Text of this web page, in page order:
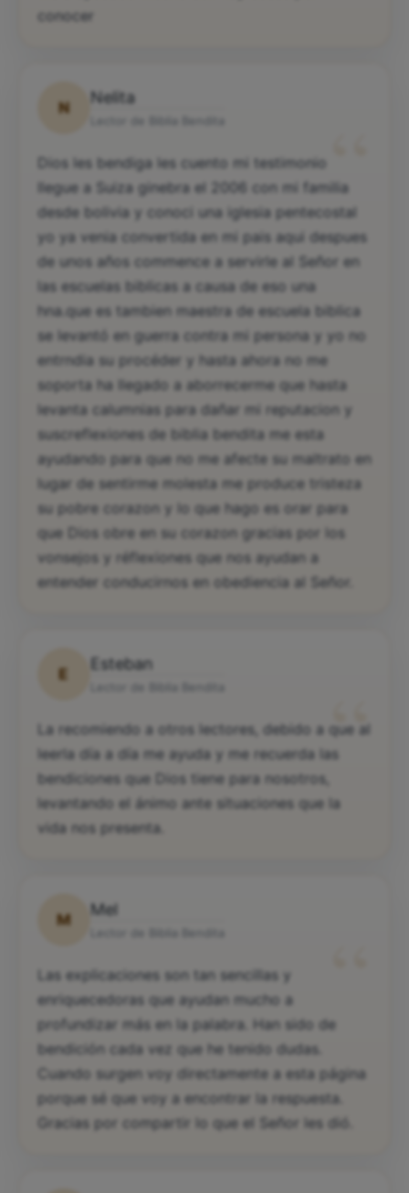
conocer
N
Nelita
“
Dios les bendiga les cuento mi testimonio
llegue a Suiza ginebra el 2006 con mi familia
desde bolivia y conoci una iglesia pentecostal
yo ya venia convertida en mi pais aqui despues
de unos años commence a servirle al Señor en
las escuelas biblicas a causa de eso una
hna.que es tambien maestra de escuela biblica
se levantó en guerra contra mi persona y yo no
entrndia su procéder y hasta ahora no me
soporta ha llegado a aborrecerme que hasta
levanta calumnias para dañar mi reputacion y
suscreflexiones de biblia bendita me esta
ayudando para que no me afecte su maltrato en
lugar de sentirme molesta me produce tristeza
su pobre corazon y lo que hago es orar para
que Dios obre en su corazon gracias por los
vonsejos y réflexiones que nos ayudan a
entender conducirnos en obediencia al Señor.
E
Esteban
“
La recomiendo a otros lectores, debido a que al
leerla día a día me ayuda y me recuerda las
bendiciones que Dios tiene para nosotros,
levantando el ánimo ante situaciones que la
vida nos presenta.
M
Mel
Las explicaciones son tan sencillas y
enriquecedoras que ayudan mucho a
profundizar más en la palabra. Han sido de
bendición cada vez que he tenido dudas.
Cuando surgen voy directamente a esta página
porque sé que voy a encontrar la respuesta.
Gracias por compartir lo que el Señor les dió.